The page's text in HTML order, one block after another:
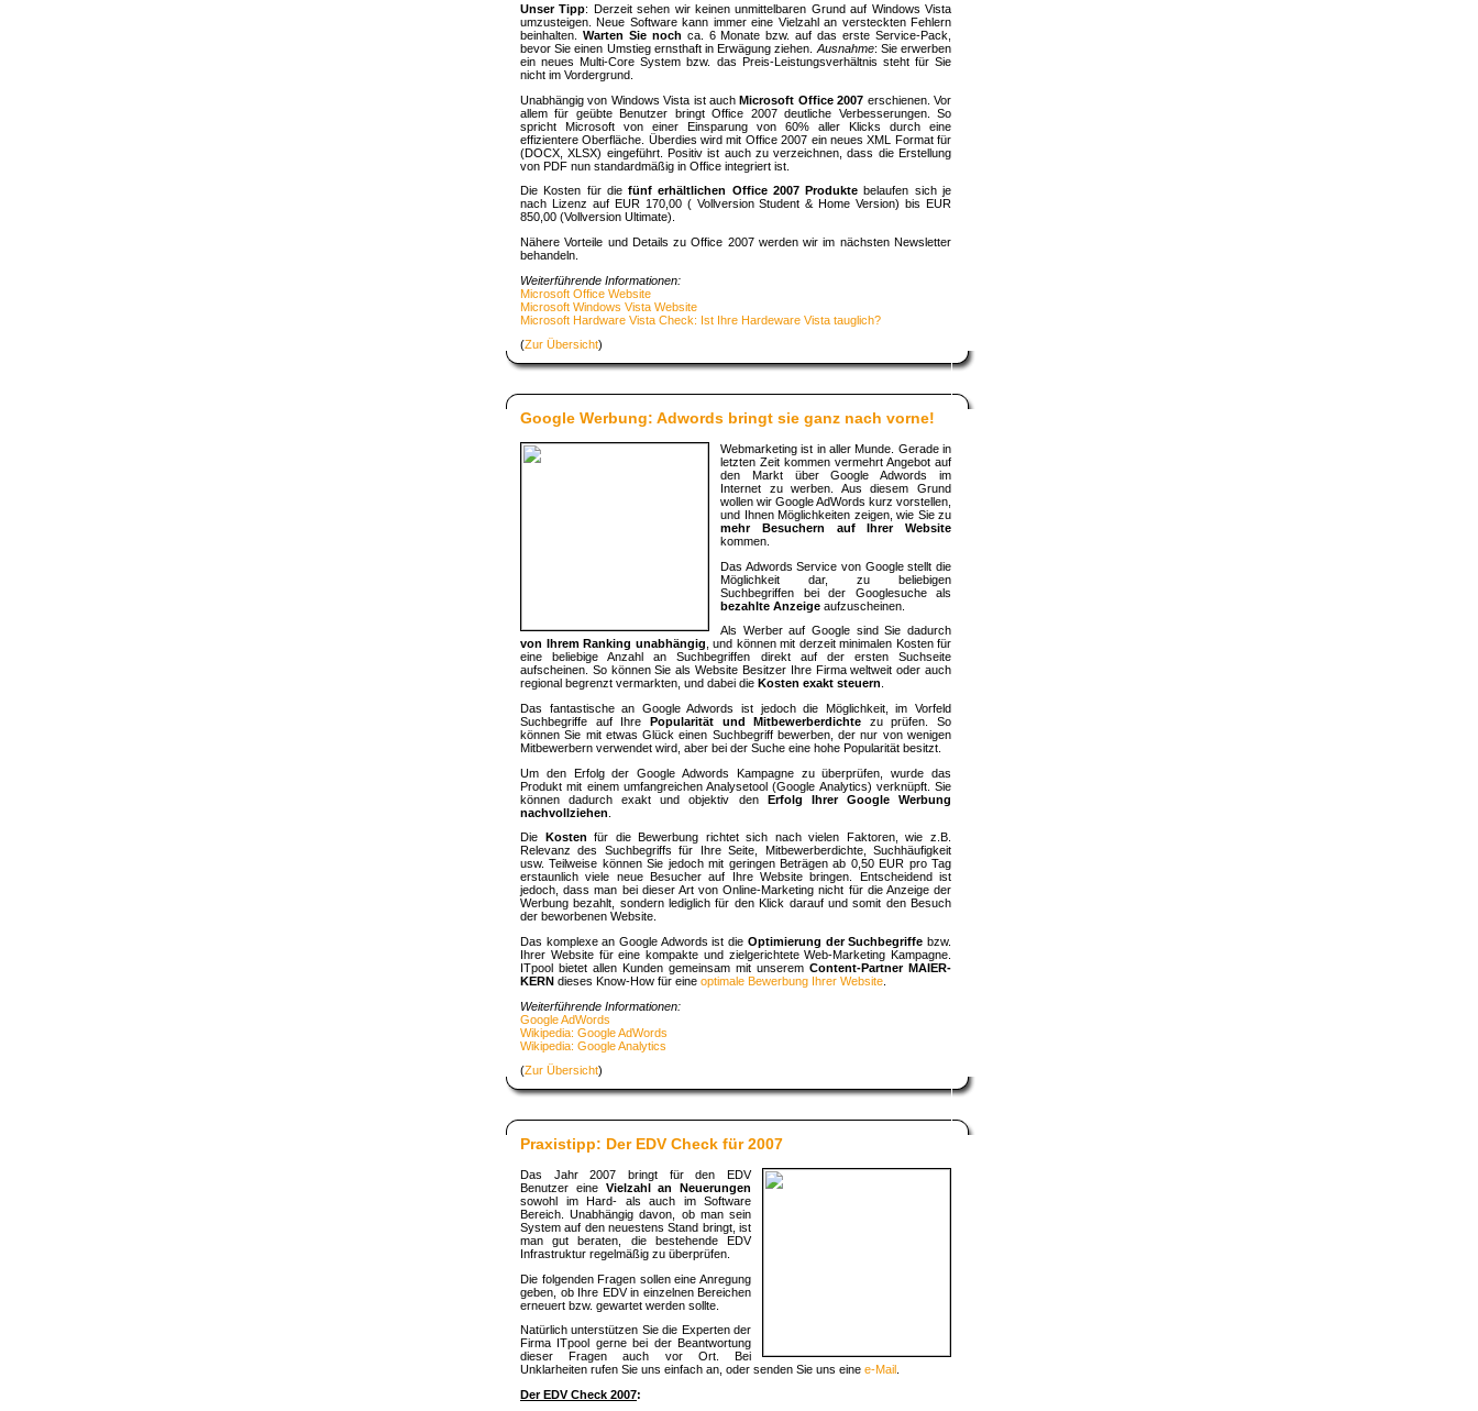
Unser Tipp: Derzeit sehen wir keinen unmittelbaren Grund auf Windows Vista
umzusteigen. Neue Software kann immer eine Vielzahl an versteckten Fehlern
beinhalten. Warten Sie noch ca. 6 Monate bzw. auf das erste Service-Pack,
bevor Sie einen Umstieg ernsthaft in Erwägung ziehen. Ausnahme: Sie erwerben
ein neues Multi-Core System bzw. das Preis-Leistungsverhältnis steht für Sie
nicht im Vordergrund.
Unabhängig von Windows Vista ist auchMicrosoft Office 2007 erschienen. Vor
allem für geübte Benutzer bringt Office 2007 deutliche Verbesserungen. So
spricht Microsoft von einer Einsparung von 60% aller Klicks durch eine
effizientere Oberfläche. Überdies wird mit Office 2007 ein neues XML Format für
(DOCX, XLSX) eingeführt. Positiv ist auch zu verzeichnen, dass die Erstellung
von PDF nun standardmäßig in Office integriert ist.
Die Kosten für diefünf erhältlichen Office 2007 Produkte belaufen sich je
nach Lizenz auf EUR 170,00 ( Vollversion Student & Home Version) bis EUR
850,00 (Vollversion Ultimate).
Nähere Vorteile und Details zu Office 2007 werden wir im nächsten Newsletter
behandeln.
Weiterführende Informationen:
Microsoft Office Website
Microsoft Windows Vista Website
Microsoft Hardware Vista Check: Ist Ihre Hardeware Vista tauglich?
(Zur Übersicht)
Google Werbung: Adwords bringt sie ganz nach vorne!
Webmarketing ist in aller Munde. Gerade in
letzten Zeit kommen vermehrt Angebot auf
den Markt über Google Adwords im
Internet zu werben. Aus diesem Grund
wollen wir Google AdWords kurz vorstellen,
und Ihnen Möglichkeiten zeigen, wie Sie zu
mehr Besuchern auf Ihrer Website
kommen.
Das Adwords Service von Google stellt die
Möglichkeit dar, zu beliebigen
Suchbegriffen bei der Googlesuche als
bezahlte Anzeige aufzuscheinen.
Als Werber auf Google sind Sie dadurch
von Ihrem Ranking unabhängig , und können mit derzeit minimalen Kosten für
eine beliebige Anzahl an Suchbegriffen direkt auf der ersten Suchseite
aufscheinen. So können Sie als Website Besitzer Ihre Firma weltweit oder auch
regional begrenzt vermarkten, und dabei die Kosten exakt steuern
Das fantastische an Google Adwords ist jedoch die Möglichkeit, im Vorfeld
Suchbegriffe auf Ihre Popularität und Mitbewerberdichte zu prüfen. So
können Sie mit etwas Glück einen Suchbegriff bewerben, der nur von wenigen
Mitbewerbern verwendet wird, aber bei der Suche eine hohe Popularität besitzt.
Um den Erfolg der Google Adwords Kampagne zu überprüfen, wurde das
Produkt mit einem umfangreichen Analysetool (Google Analytics) verknüpft. Sie
können dadurch exakt und objektiv den Erfolg Ihrer Google Werbung
nachvollziehen
Die
Kosten für die Bewerbung richtet sich nach vielen Faktoren, wie z.B.
Relevanz des Suchbegriffs für Ihre Seite, Mitbewerberdichte, Suchhäufigkeit
usw. Teilweise können Sie jedoch mit geringen Beträgen ab 0,50 EUR pro Tag
erstaunlich viele neue Besucher auf Ihre Website bringen. Entscheidend ist
jedoch, dass man bei dieser Art von Online-Marketing nicht für die Anzeige der
Werbung bezahlt, sondern lediglich für den Klick darauf und somit den Besuch
der beworbenen Website.
Das komplexe an Google Adwords ist die Optimierung der Suchbegriffe bzw.
Ihrer Website für eine kompakte und zielgerichtete Web-Marketing Kampagne.
ITpool bietet allen Kunden gemeinsam mit unserem Content-Partner MAIER-
KERN dieses Know-How für eine optimale Bewerbung Ihrer Website
Weiterführende Informationen:
Google AdWords
Wikipedia: Google AdWords
Wikipedia: Google Analytics
(Zur Übersicht)
Praxistipp: Der EDV Check für 2007
Das Jahr 2007 bringt für den EDV
Benutzer eine Vielzahl an Neuerungen
sowohl im Hard- als auch im Software
Bereich. Unabhängig davon, ob man sein
System auf den neuestens Stand bringt, ist
man gut beraten, die bestehende EDV
Infrastruktur regelmäßig zu überprüfen.
Die folgenden Fragen sollen eine Anregung
geben, ob Ihre EDV in einzelnen Bereichen
erneuert bzw. gewartet werden sollte.
Natürlich unterstützen Sie die Experten der
Firma ITpool gerne bei der Beantwortung
dieser Fragen auch vor Ort. Bei
Unklarheiten rufen Sie uns einfach an, oder senden Sie uns eine e-Mail
Der EDV Check 2007: